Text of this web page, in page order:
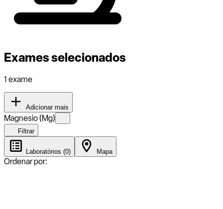
Exames selecionados
1 exame
Adicionar mais
Magnesio (Mg)
Filtrar
Laboratórios (0) Mapa
Ordenar por: